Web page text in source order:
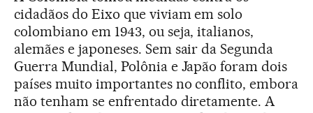
cidadãos do Eixo que viviam em solo
colombiano em 1943, ou seja, italianos,
alemães e japoneses. Sem sair da Segunda
Guerra Mundial, Polônia e Japão foram dois
países muito importantes no conflito, embora
não tenham se enfrentado diretamente. A